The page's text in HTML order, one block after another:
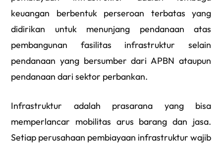
keuangan berbentuk perseroan terbatas yang
didirikan untuk menunjang pendanaan atas
pembangunan fasilitas infrastruktur selain
pendanaan yang bersumber dari APBN ataupun
pendanaan dari sektor perbankan.
Infrastruktur adalah prasarana yang bisa
memperlancar mobilitas arus barang dan jasa.
Setiap perusahaan pembiayaan infrastruktur wajib